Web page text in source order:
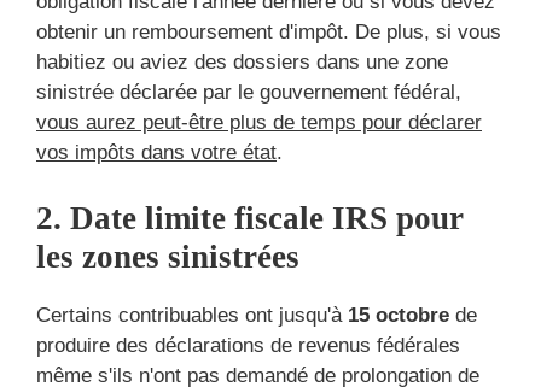
obtenir un remboursement d'impôt. De plus, si vous
habitiez ou aviez des dossiers dans une zone
sinistrée déclarée par le gouvernement fédéral,
vous aurez peut-être plus de temps pour déclarer
vos impôts dans votre état.
2. Date limite fiscale IRS pour
les zones sinistrées
Certains contribuables ont jusqu'à 15 octobre de
produire des déclarations de revenus fédérales
même s'ils n'ont pas demandé de prolongation de